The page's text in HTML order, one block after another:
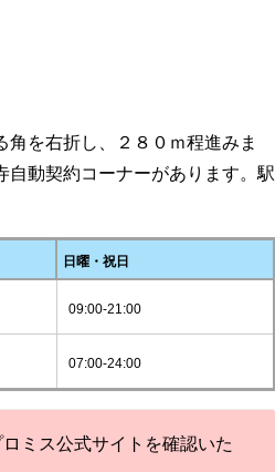
を右折し、２８０ｍ程進みま
自動契約コーナーがあります。駅
日曜・祝日
09:00-21:00
07:00-24:00
ミス公式サイトを確認いた